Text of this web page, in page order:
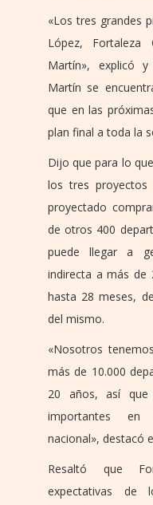
«Los tres grandes
López, Fortaleza
Martín», explicó
Martín se
que en las
plan final a toda la
Dijo que para lo
los tres proyectos
proyectado
de otros 400
puede llegar a
indirecta a más de
hasta 28 meses,
del mismo.
«Nosotros
más de 10.000
20 años, así que
importantes en
nacional», destacó
Resaltó que
expectativas de